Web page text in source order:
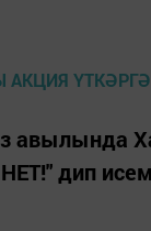
авылында
дип